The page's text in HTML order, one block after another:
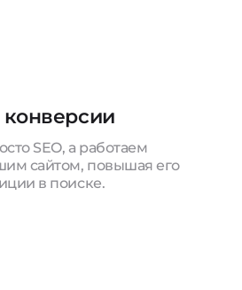
SEO, а работаем
сайтом, повышая его
в поиске.